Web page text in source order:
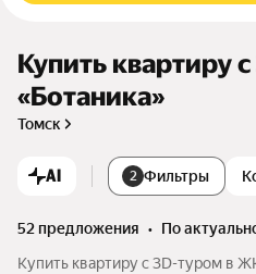
Купить квартиру
«Ботаника»
Томск
AI 2 Фильтры
52 предложения •
по
Купить квартиру c 3D-туром в